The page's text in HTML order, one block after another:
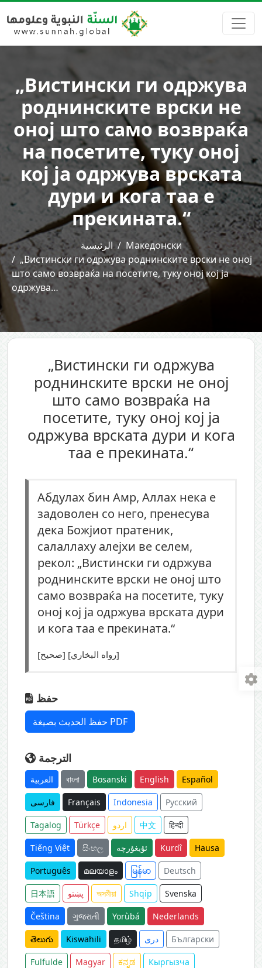
„Вистински ги одржува
роднинските врски не
оној што само возвраќа
на посетите, туку оној
кој ја одржува врската
дури и кога таа е
прекината.“
الرئيسية
Македонски
„Вистински ги одржува роднинските врски не оној
што само возвраќа на посетите, туку оној кој ја
одржува…
„Вистински ги одржува
роднинските врски не оној
што само возвраќа на
посетите, туку оној кој ја
одржува врската дури и кога
таа е прекината.“
Абдулах бин Амр, Аллах нека е
задоволен со него, пренесува
дека Божјиот пратеник,
салаллаху алејхи ве селем,
рекол: „Вистински ги одржува
роднинските врски не оној што
само возвраќа на посетите, туку
оној кој ја одржува врската дури
и кога таа е прекината.“
[صحيح] [رواه البخاري]
حفظ
حفظ الحديث بصيغة PDF
الترجمة
العربية বাংলা Bosanski English Español
فارسی Français Indonesia Русский
Tagalog Türkçe اردو 中文 हिन्दी
Tiếng Việt සිංහල ئۇيغۇرچە Kurdî Hausa
Português മലയാളം မြန်မာ Deutsch
日本語 پښتو অসমীয়া Shqip Svenska
Čeština ગુજરાતી Yorùbá Nederlands
తెలుగు Kiswahili தமிழ் دری Български
Fulfulde Magyar ಕನ್ನಡ Кыргызча